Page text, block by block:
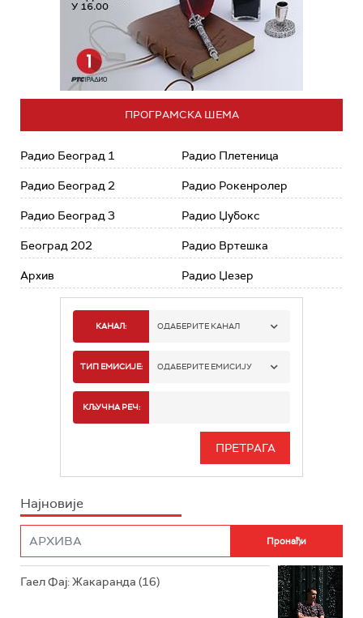
ПРОГРАМСКА ШЕМА
Радио Београд 1
Радио Београд 2
Радио Београд 3
Београд 202
Архив
Радио Плетеница
Радио Рокенролер
Радио Џубокс
Радио Вртешка
Радио Џезер
КАНАЛ: ОДАБЕРИТЕ КАНАЛ
РАДИО БЕОГРАД 1
РАДИО БЕОГРАД 3
РАДИО РОКЕНРОЛЕР
ТИП ЕМИСИЈЕ: ОДАБЕРИТЕ ЕМИСИЈУ
ИНФО
КЉУЧНА РЕЧ:
Најновије
Гаел Фај: Жакаранда (16)